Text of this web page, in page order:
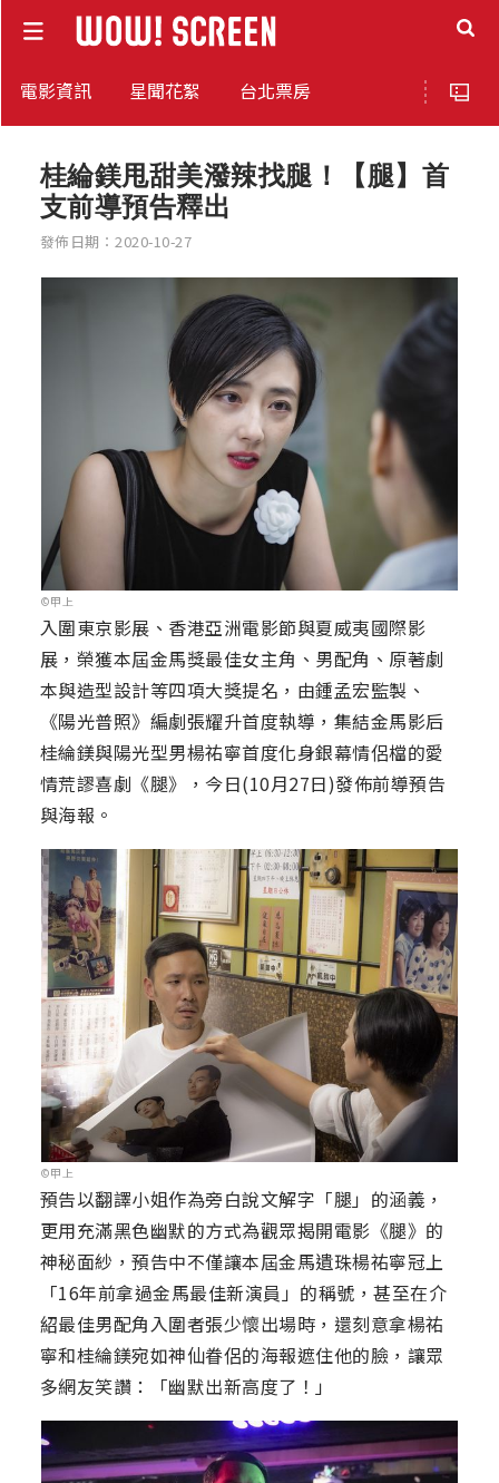
電影資訊 星聞花絮 台北票房
桂綸鎂甩甜美潑辣找腿！【腿】首
支前導預告釋出
發佈日期：2020-10-27
©甲上
入圍東京影展、香港亞洲電影節與夏威夷國際影
展，榮獲本屆金馬獎最佳女主角、男配角、原著劇
本與造型設計等四項大獎提名，由鍾孟宏監製、
《陽光普照》編劇張耀升首度執導，集結金馬影后
桂綸鎂與陽光型男楊祐寧首度化身銀幕情侶檔的愛
情荒謬喜劇《腿》，今日(10月27日)發佈前導預告
與海報。
©甲上
預告以翻譯小姐作為旁白說文解字「腿」的涵義，
更用充滿黑色幽默的方式為觀眾揭開電影《腿》的
神秘面紗，預告中不僅讓本屆金馬遺珠楊祐寧冠上
「16年前拿過金馬最佳新演員」的稱號，甚至在介
紹最佳男配角入圍者張少懷出場時，還刻意拿楊祐
寧和桂綸鎂宛如神仙眷侶的海報遮住他的臉，讓眾
多網友笑讚：「幽默出新高度了！」